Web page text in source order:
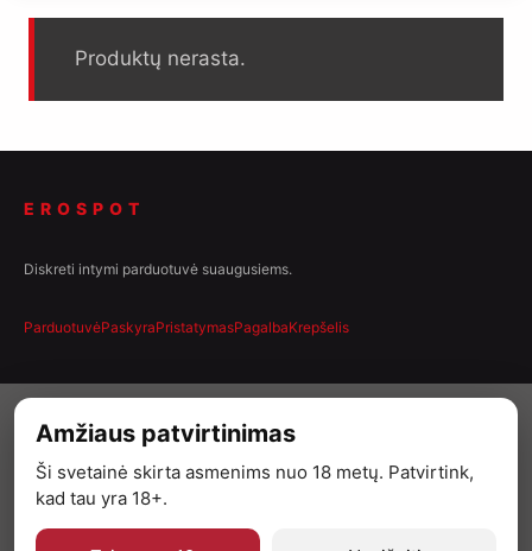
Produktų nerasta.
EROSPOT
Diskreti intymi parduotuvė suaugusiems.
ParduotuvėPaskyraPristatymasPagalbaKrepšelis
Amžiaus patvirtinimas
Ši svetainė skirta asmenims nuo 18 metų. Patvirtink,
kad tau yra 18+.